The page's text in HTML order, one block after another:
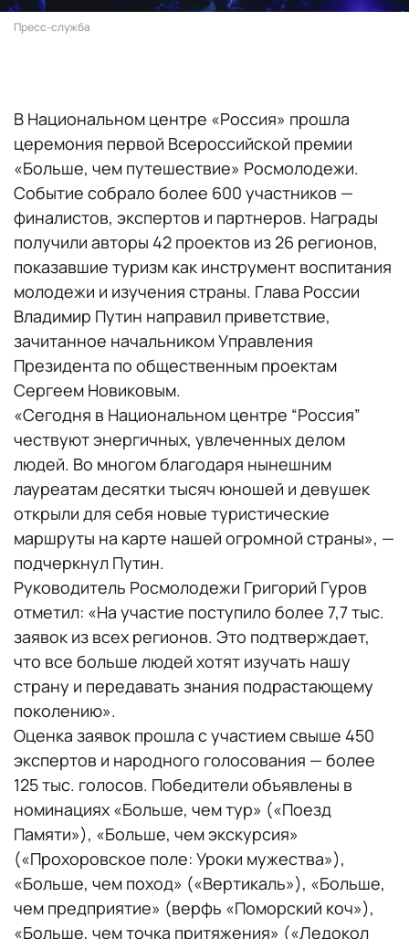
Пресс-служба
В Национальном центре «Россия» прошла
церемония первой Всероссийской премии
«Больше, чем путешествие» Росмолодежи.
Событие собрало более 600 участников —
финалистов, экспертов и партнеров. Награды
получили авторы 42 проектов из 26 регионов,
показавшие туризм как инструмент воспитания
молодежи и изучения страны. Глава России
Владимир Путин направил приветствие,
зачитанное начальником Управления
Президента по общественным проектам
Сергеем Новиковым.
«Сегодня в Национальном центре “Россия”
чествуют энергичных, увлеченных делом
людей. Во многом благодаря нынешним
лауреатам десятки тысяч юношей и девушек
открыли для себя новые туристические
маршруты на карте нашей огромной страны», —
подчеркнул Путин.
Руководитель Росмолодежи Григорий Гуров
отметил: «На участие поступило более 7,7 тыс.
заявок из всех регионов. Это подтверждает,
что все больше людей хотят изучать нашу
страну и передавать знания подрастающему
поколению».
Оценка заявок прошла с участием свыше 450
экспертов и народного голосования — более
125 тыс. голосов. Победители объявлены в
номинациях «Больше, чем тур» («Поезд
Памяти»), «Больше, чем экскурсия»
(«Прохоровское поле: Уроки мужества»),
«Больше, чем поход» («Вертикаль»), «Больше,
чем предприятие» (верфь «Поморский коч»),
«Больше, чем точка притяжения» («Ледокол